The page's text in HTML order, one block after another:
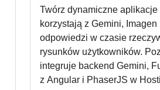
Twórz dynamiczne
korzystają z Gemini,
odpowiedzi w czasie
rysunków użytkowników.
integruje backend Gemini,
z Angular i PhaserJS w